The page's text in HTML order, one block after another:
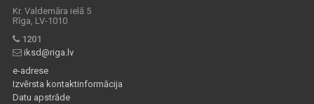
Kr. Valdemāra ielā 5
Rīga, LV-1010
1201
iksd@riga.lv
e-adrese
Izvērsta kontaktinformācija
Datu apstrāde